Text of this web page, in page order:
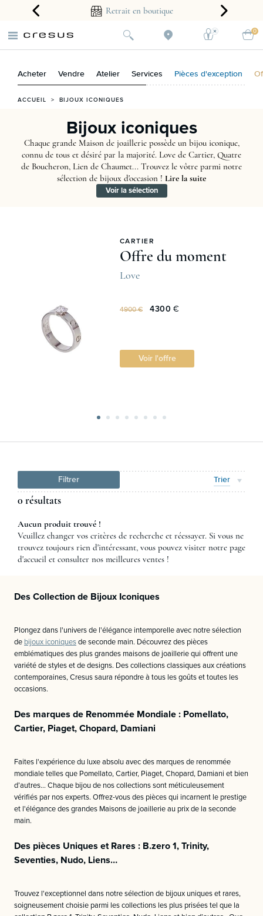
2 ans Retrait en boutique
0
Acheter Vendre Atelier Services Pièces d'exception
ACCUEIL > BIJOUX ICONIQUES
Bijoux iconiques
Chaque grande Maison de joaillerie possède un bijou iconique,
connu de tous et désiré par la majorité. Love de Cartier, Quatre
de Boucheron, Lien de Chaumet... Trouvez le vôtre parmi notre
sélection de bijoux d'occasion ! Lire la suite
Voir la sélection
CARTIER
Offre du moment
Love
4900 € 4300 €
Voir l'offre
Filtrer Trier
0 résultats
Aucun produit trouvé !
Veuillez changer vos critères de recherche et réessayer. Si vous ne
trouvez toujours rien d'intéressant, vous pouvez visiter notre page
d'accueil et consulter nos meilleures ventes !
Des Collection de Bijoux Iconiques
Plongez dans l'univers de l'élégance intemporelle avec notre sélection
de bijoux iconiques de seconde main. Découvrez des pièces
emblématiques des plus grandes maisons de joaillerie qui offrent une
variété de styles et de designs. Des collections classiques aux créations
contemporaines, Cresus saura répondre à tous les goûts et toutes les
occasions.
Des marques de Renommée Mondiale : Pomellato,
Cartier, Piaget, Chopard, Damiani
Faites l'expérience du luxe absolu avec des marques de renommée
mondiale telles que Pomellato, Cartier, Piaget, Chopard, Damiani et bien
d’autres... Chaque bijou de nos collections sont méticuleusement
vérifiés par nos experts. Offrez-vous des pièces qui incarnent le prestige
et l'élégance des grandes Maisons de joaillerie au prix de la seconde
main.
Des pièces Uniques et Rares : B.zero 1, Trinity,
Seventies, Nudo, Liens…
Trouvez l'exceptionnel dans notre sélection de bijoux uniques et rares,
soigneusement choisie parmi les collections les plus prisées tel que la